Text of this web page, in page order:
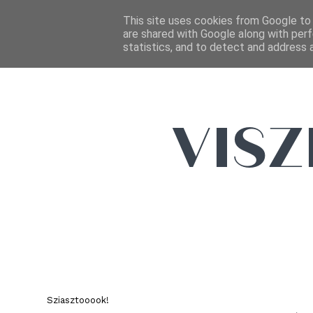
Sziasztooook!
This site uses cookies from Google
are shared with Google along with
statistics, and to detect and address